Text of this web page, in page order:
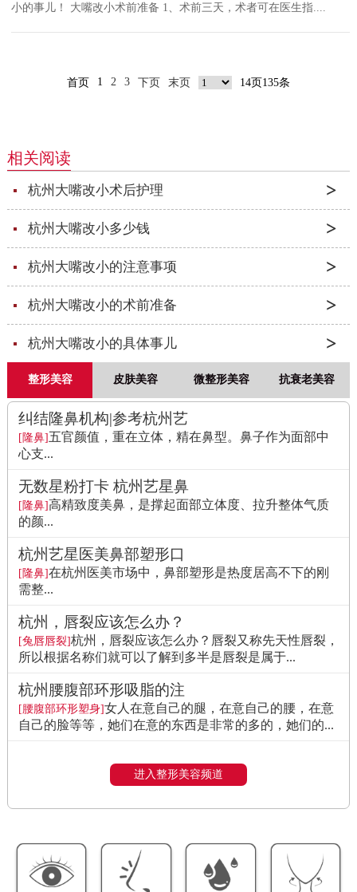
小的事儿！ 大嘴改小术前准备 1、术前三天，术者可在医生指....
首页 1 2 3 下页 末页 14页135条
相关阅读
杭州大嘴改小术后护理
杭州大嘴改小多少钱
杭州大嘴改小的注意事项
杭州大嘴改小的术前准备
杭州大嘴改小的具体事儿
整形美容 皮肤美容 微整形美容 抗衰老美容
纠结隆鼻机构|参考杭州艺
[隆鼻]五官颜值，重在立体，精在鼻型。鼻子作为面部中
心支...
无数星粉打卡 杭州艺星鼻
[隆鼻]高精致度美鼻，是撑起面部立体度、拉升整体气质
的颜...
杭州艺星医美鼻部塑形口
[隆鼻]在杭州医美市场中，鼻部塑形是热度居高不下的刚
需整...
杭州，唇裂应该怎么办？
[兔唇唇裂]杭州，唇裂应该怎么办？唇裂又称先天性唇裂，
所以根据名称们就可以了解到多半是唇裂是属于...
杭州腰腹部环形吸脂的注
[腰腹部环形塑身]女人在意自己的腿，在意自己的腰，在意
自己的脸等等，她们在意的东西是非常的多的，她们的...
进入整形美容频道